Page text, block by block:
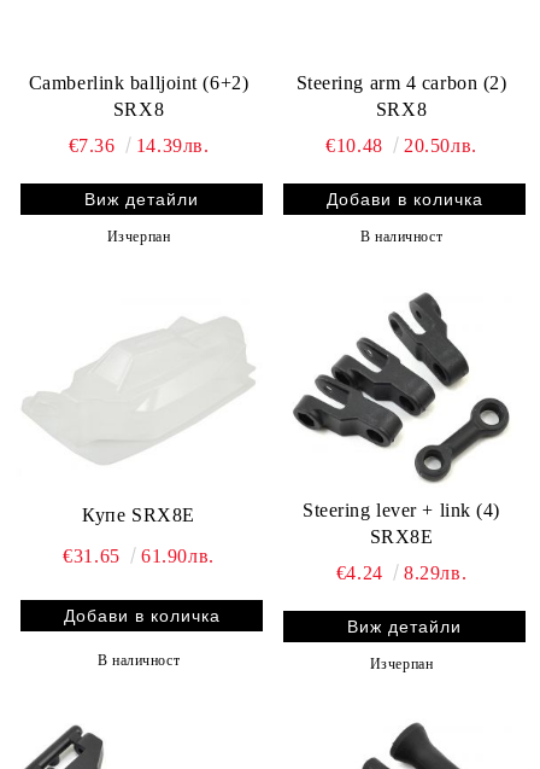
Camberlink balljoint (6+2)
SRX8
€7.36
14.39лв.
Виж детайли
Изчерпан
Steering arm 4 carbon (2)
SRX8
€10.48
20.50лв.
В наличност
Купе SRX8E
€31.65 61.90лв.
В наличност
Steering lever + link (4)
SRX8E
€4.24
8.29лв.
Виж детайли
Изчерпан